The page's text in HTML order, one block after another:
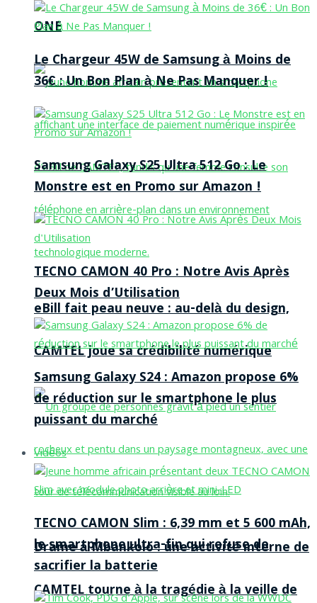
ONE
eBill fait peau neuve : au-delà du design,
CAMTEL joue sa crédibilité numérique
Drame à Mbankolo : une activité interne de
CAMTEL tourne à la tragédie à la veille de
Le Chargeur 45W de Samsung à Moins de
36€ : Un Bon Plan à Ne Pas Manquer !
Samsung Galaxy S25 Ultra 512 Go : Le
Monstre est en Promo sur Amazon !
TECNO CAMON 40 Pro : Notre Avis Après
Deux Mois d’Utilisation
Samsung Galaxy S24 : Amazon propose 6%
de réduction sur le smartphone le plus
puissant du marché
Vidéos
TECNO CAMON Slim : 6,39 mm et 5 600 mAh,
le smartphone ultra-fin qui refuse de
sacrifier la batterie